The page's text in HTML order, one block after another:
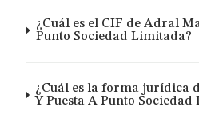
¿Cuál es el CIF de Adral
Punto Sociedad Limitada?
¿Cuál es la forma jurídica
Y Puesta A Punto